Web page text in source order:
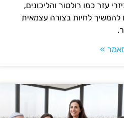
עזר כמו רולטור והליכונים,
לחיות בצורה עצמאית
»